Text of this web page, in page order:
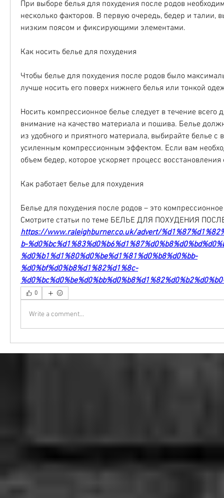
При выборе белья для похудения после родов
несколько факторов. В первую очередь, бедер и талии,
низким поясом и фиксирующими элементами.
Как носить белье для похудения
Чтобы белье для похудения после родов было
лучше носить его поверх нижнего белья или тонкой
Носить компрессионное белье следует в течение всего
внимание на качество материала и пошива. Белье
из удобного и приятного материала, выбирайте белье с
усиленным компрессионным эффектом. Если вам
объем бедер, которое ускоряет процесс
Как работает белье для похудения
Белье для похудения после родов – это
Смотрите статьи по теме БЕЛЬЕ ДЛЯ ПОХУДЕНИЯ
https://www.raleighburner.co.uk/advert/
b-
%d0%b1%d1%80%d0%be%d1%81%d0%b8%d0%bb-
%d0%bf%d0%b8%d1%82%d1%8c-
0
Write a comment...